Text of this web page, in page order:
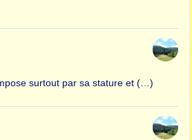
surtout par sa stature et (…)